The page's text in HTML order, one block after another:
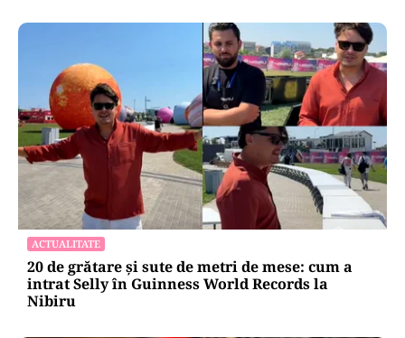
ACTUALITATE
20 de grătare și sute de metri de mese: cum a
intrat Selly în Guinness World Records la
Nibiru